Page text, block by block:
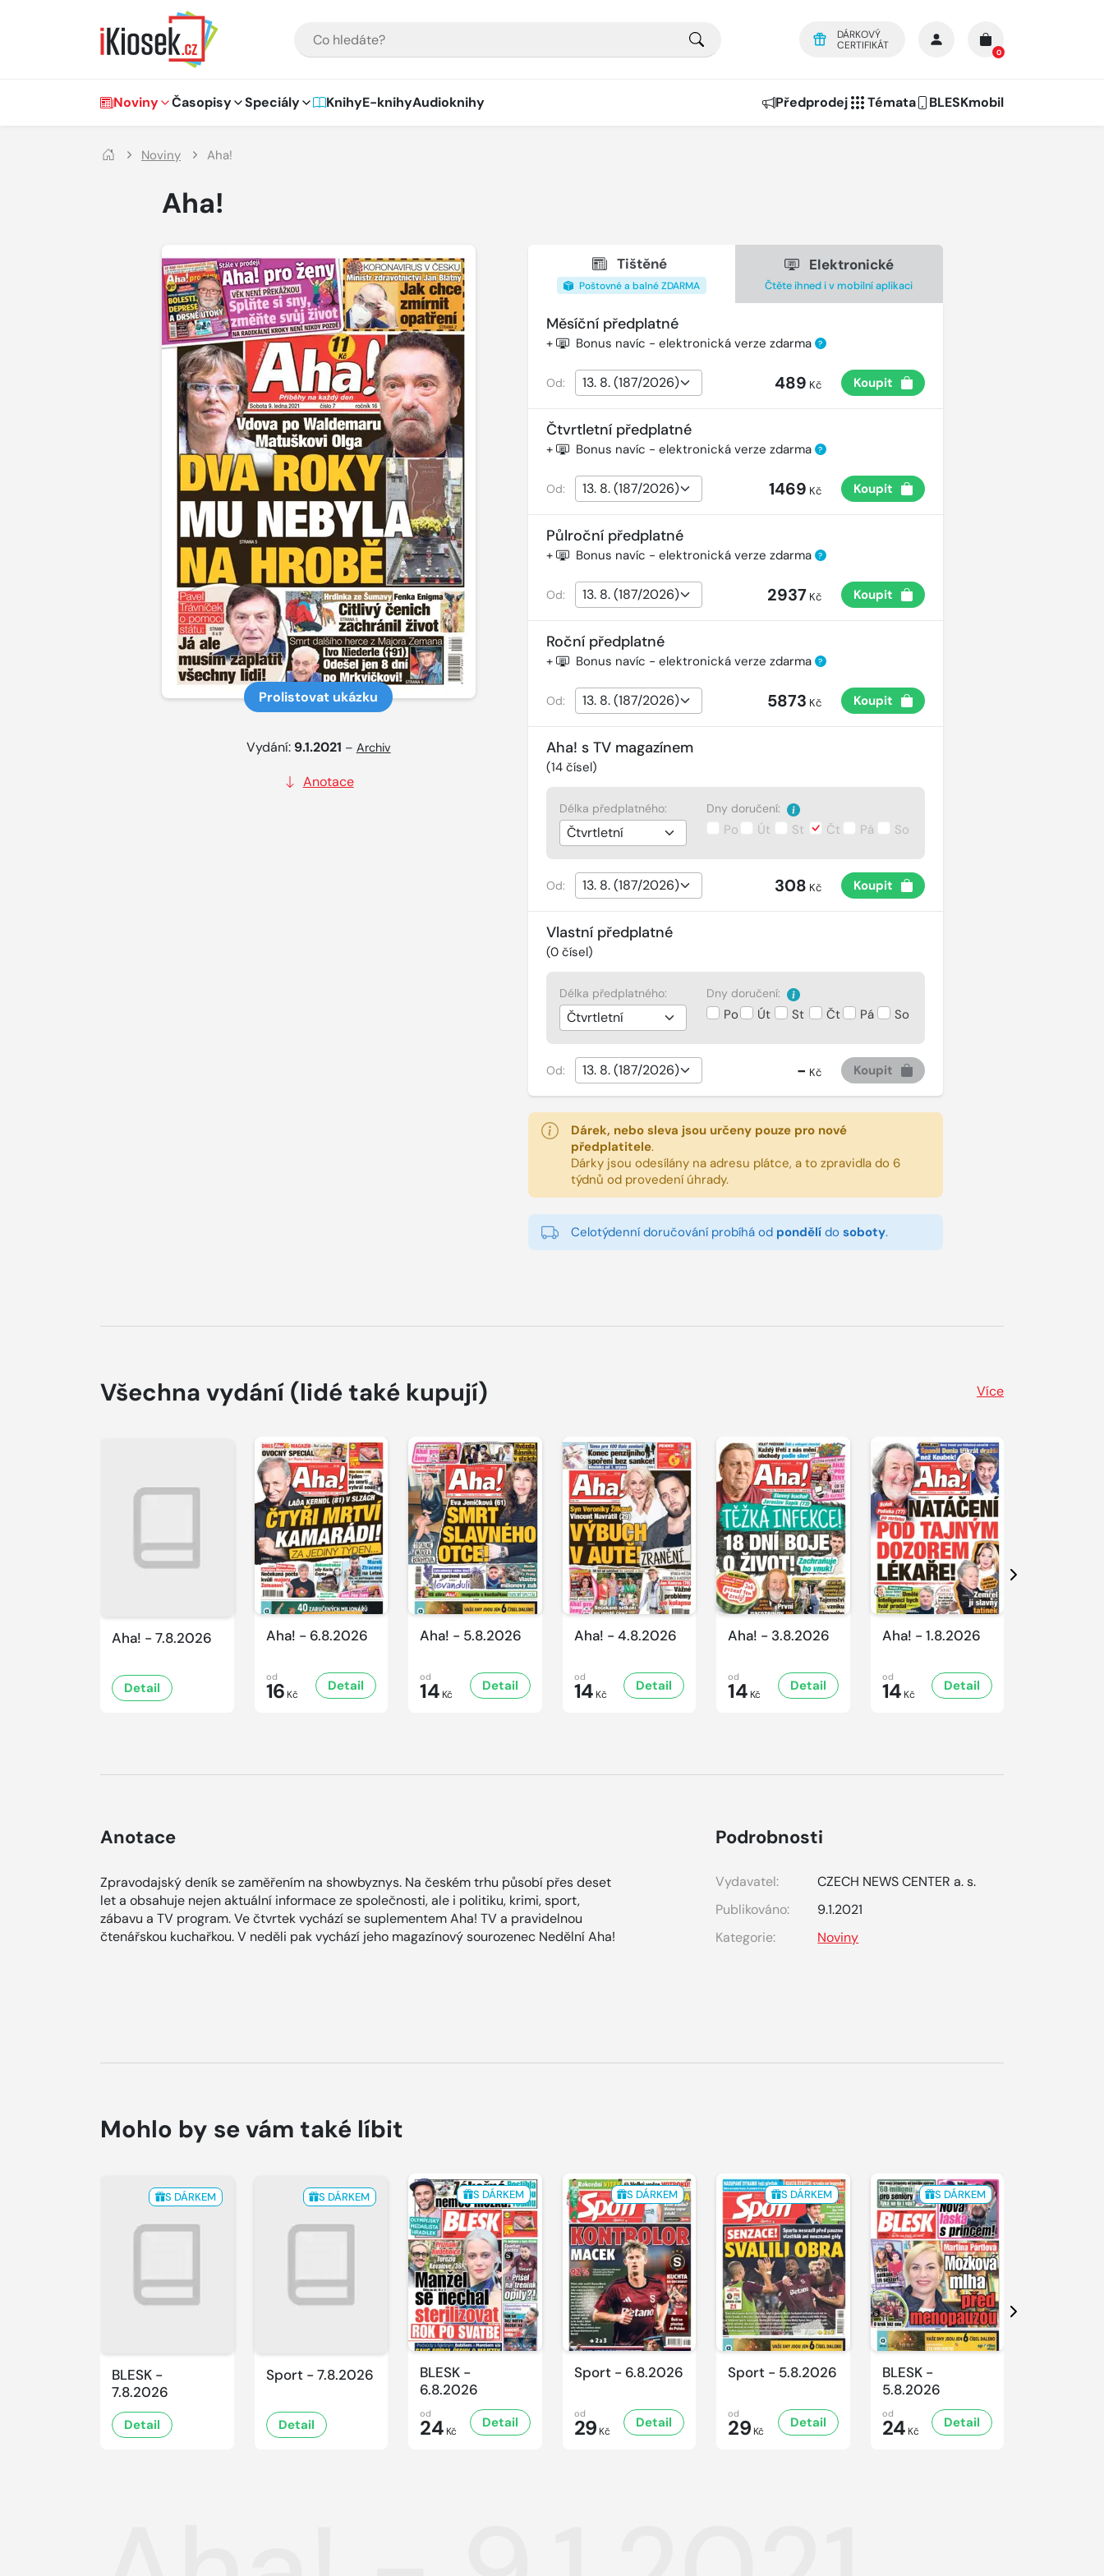
DÁRKOVÝ
CERTIFIKÁT
0
Hlavní navigace
Noviny Časopisy Speciály KnihyE-knihyAudioknihy Předprodej Témata BLESKmobil
Noviny Aha!
Aha!
Prolistovat ukázku
Vydání: 9.1.2021 – Archiv
Anotace
Tištěné
Poštovné a balné ZDARMA
Elektronické
Čtěte ihned i v mobilní aplikaci
Měsíční předplatné
+ Bonus navíc - elektronická verze zdarma ?
Od: 489 Kč Koupit
Čtvrtletní předplatné
+ Bonus navíc - elektronická verze zdarma ?
Od: 1469 Kč Koupit
Půlroční předplatné
+ Bonus navíc - elektronická verze zdarma ?
Od: 2937 Kč Koupit
Roční předplatné
+ Bonus navíc - elektronická verze zdarma ?
Od: 5873 Kč Koupit
Aha! s TV magazínem
(14čísel)
Délka předplatného: Dny doručení:
Po Út St Čt Pá So
Od: 308 Kč Koupit
Vlastní předplatné
(0čísel)
Délka předplatného: Dny doručení:
Po Út St Čt Pá So
Od: - Kč Koupit
Dárek, nebo sleva jsou určeny pouze pro nové
předplatitele.
Dárky jsou odesílány na adresu plátce, a to zpravidla do 6
týdnů od provedení úhrady.
Celotýdenní doručování probíhá od pondělído soboty.
Všechna vydání (lidé také kupují) Více
Aha! - 7.8.2026
Detail
Aha! - 6.8.2026
od
16 Kč
Detail
Aha! - 5.8.2026
od
14 Kč
Detail
Aha! - 4.8.2026
od
14 Kč
Detail
Aha! - 3.8.2026
od
14 Kč
Detail
Aha! - 1.8.2026
od
14 Kč
Detail
Další
Anotace
Zpravodajský deník se zaměřením na showbyznys. Na českém trhu působí přes deset
let a obsahuje nejen aktuální informace ze společnosti, ale i politiku, krimi, sport,
zábavu a TV program. Ve čtvrtek vychází se suplementem Aha! TV a pravidelnou
čtenářskou kuchařkou. V neděli pak vychází jeho magazínový sourozenec Nedělní Aha!
Podrobnosti
Vydavatel:
CZECH NEWS CENTER a. s.
Publikováno:
9.1.2021
Kategorie:
Noviny
Mohlo by se vám také líbit
S DÁRKEM
BLESK -
7.8.2026
Detail
S DÁRKEM
Sport - 7.8.2026
Detail
S DÁRKEM
BLESK -
6.8.2026
od
24 Kč
Detail
S DÁRKEM
Sport - 6.8.2026
od
29 Kč
Detail
S DÁRKEM
Sport - 5.8.2026
od
29 Kč
Detail
S DÁRKEM
BLESK -
5.8.2026
od
24 Kč
Detail
Další